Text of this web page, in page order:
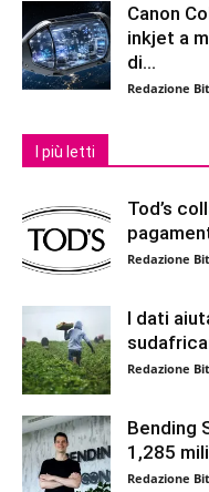
Canon
inkjet a
di...
Redazione
I più letti
Tod’s
Redazione
I dati
Redazione
Bending
1,285
Redazione